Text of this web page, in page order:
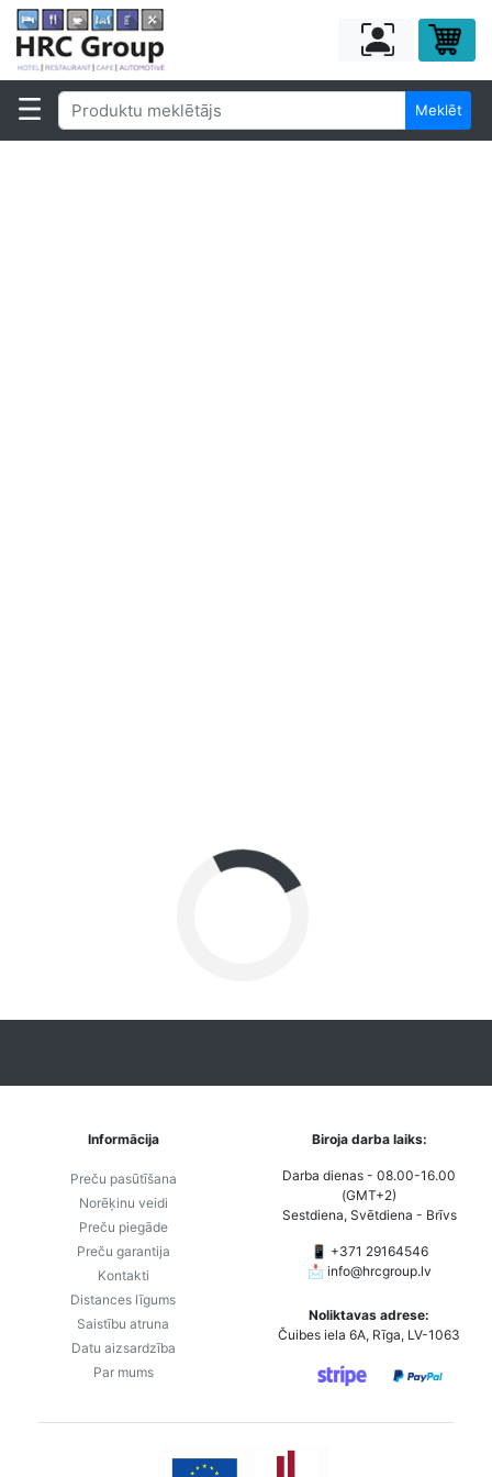
Meklēt
Informācija
Preču pasūtīšana
Norēķinu veidi
Preču piegāde
Preču garantija
Kontakti
Distances līgums
Saistību atruna
Datu aizsardzība
Par mums
Biroja darba laiks:
Darba dienas - 08.00-16.00
(GMT+2)
Sestdiena, Svētdiena - Brīvs
📱 +371 29164546
📩 info@hrcgroup.lv
Noliktavas adrese:
Čuibes iela 6A, Rīga, LV-1063